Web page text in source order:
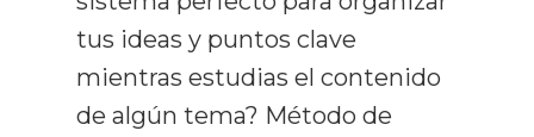
tus ideas y puntos clave
mientras estudias el contenido
de algún tema? Método de